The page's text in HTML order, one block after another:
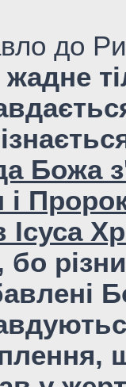
до
Божа
і
Ісуса
бо